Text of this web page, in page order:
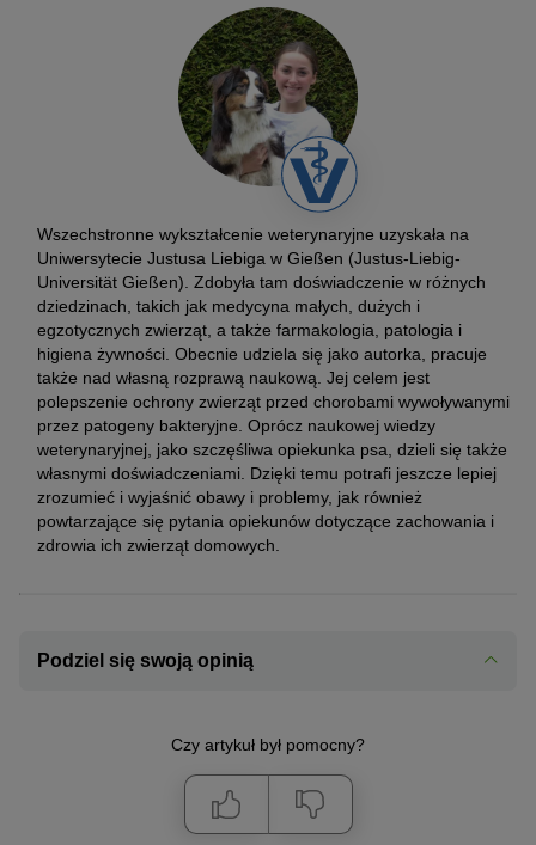
Wszechstronne wykształcenie weterynaryjne uzyskała na
Uniwersytecie Justusa Liebiga w Gießen (Justus-Liebig-
Universität Gießen). Zdobyła tam doświadczenie w różnych
dziedzinach, takich jak medycyna małych, dużych i
egzotycznych zwierząt, a także farmakologia, patologia i
higiena żywności. Obecnie udziela się jako autorka, pracuje
także nad własną rozprawą naukową. Jej celem jest
polepszenie ochrony zwierząt przed chorobami wywoływanymi
przez patogeny bakteryjne. Oprócz naukowej wiedzy
weterynaryjnej, jako szczęśliwa opiekunka psa, dzieli się także
własnymi doświadczeniami. Dzięki temu potrafi jeszcze lepiej
zrozumieć i wyjaśnić obawy i problemy, jak również
powtarzające się pytania opiekunów dotyczące zachowania i
zdrowia ich zwierząt domowych.
Podziel się swoją opinią
Czy artykuł był pomocny?